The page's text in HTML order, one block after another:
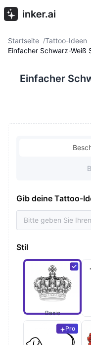
Startseite /Tattoo-Ideen
Einfacher Schwarz-Weiß
Einfacher
Gib deine Tattoo-
Stil
Basic
Pro